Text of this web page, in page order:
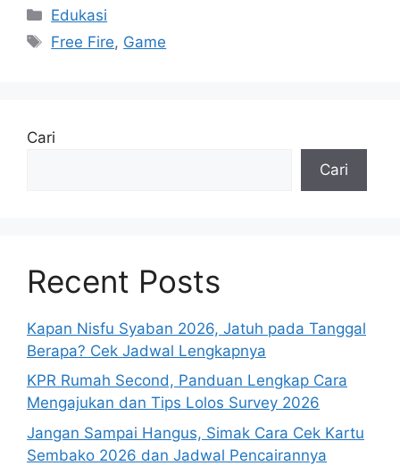
Kategori
Edukasi
Tag
Free Fire, Game
Cari
Cari
Recent Posts
Kapan Nisfu Syaban 2026, Jatuh pada Tanggal
Berapa? Cek Jadwal Lengkapnya
KPR Rumah Second, Panduan Lengkap Cara
Mengajukan dan Tips Lolos Survey 2026
Jangan Sampai Hangus, Simak Cara Cek Kartu
Sembako 2026 dan Jadwal Pencairannya